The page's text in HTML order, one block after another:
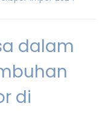
dalam
di